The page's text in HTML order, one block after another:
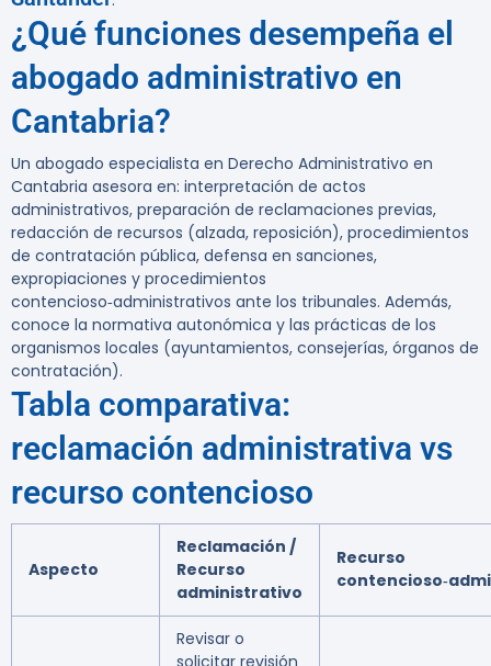
¿Qué funciones desempeña el
abogado administrativo en
Cantabria?
Un abogado especialista en Derecho Administrativo en
Cantabria asesora en: interpretación de actos
administrativos, preparación de reclamaciones previas,
redacción de recursos (alzada, reposición), procedimientos
de contratación pública, defensa en sanciones,
expropiaciones y procedimientos
contencioso‑administrativos ante los tribunales. Además,
conoce la normativa autonómica y las prácticas de los
organismos locales (ayuntamientos, consejerías, órganos de
contratación).
Tabla comparativa:
reclamación administrativa vs
recurso contencioso
Aspecto
Reclamación /
Recurso
administrativo
Recurso
Revisar o